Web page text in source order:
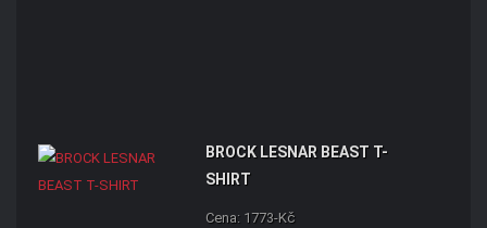
BROCK LESNAR BEAST T-
SHIRT
Cena: 1773-Kč